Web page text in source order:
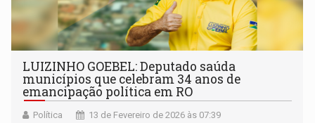
LUIZINHO GOEBEL: Deputado saúda
municípios que celebram 34 anos de
emancipação política em RO
Política 13 de Fevereiro de 2026 às 07:39